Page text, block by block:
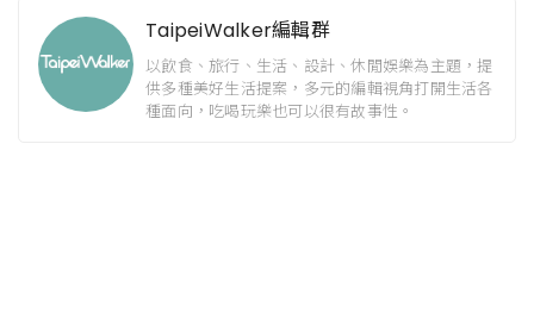
TaipeiWalker編輯群
以飲食、旅行、生活、設計、休閒娛樂為主題，提
供多種美好生活提案，多元的編輯視角打開生活各
種面向，吃喝玩樂也可以很有故事性。